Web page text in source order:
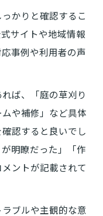
かりと確認するこ
サイトや地域情報
事例や利用者の声
ば、「庭の草刈り
や補修」など具体
認すると良いでし
明瞭だった」「作
ントが記載されて
ブルや主観的な意